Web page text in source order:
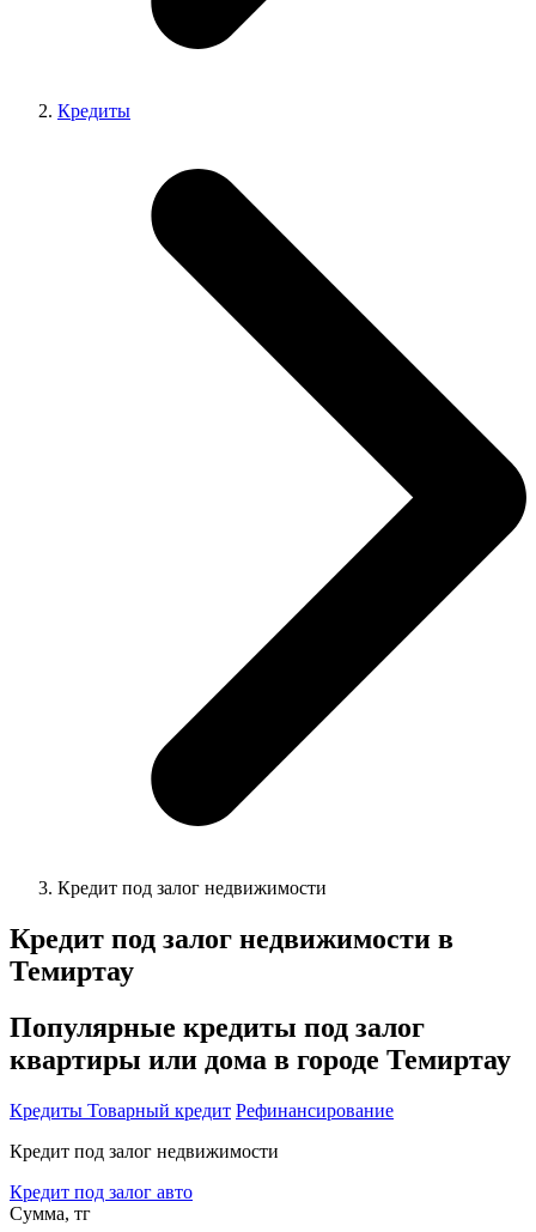
Кредиты
Кредит под залог недвижимости
Кредит под залог недвижимости в
Темиртау
Популярные кредиты под залог
квартиры или дома в городе Темиртау
Кредиты Товарный кредит Рефинансирование
Кредит под залог недвижимости
Кредит под залог авто
Сумма, тг